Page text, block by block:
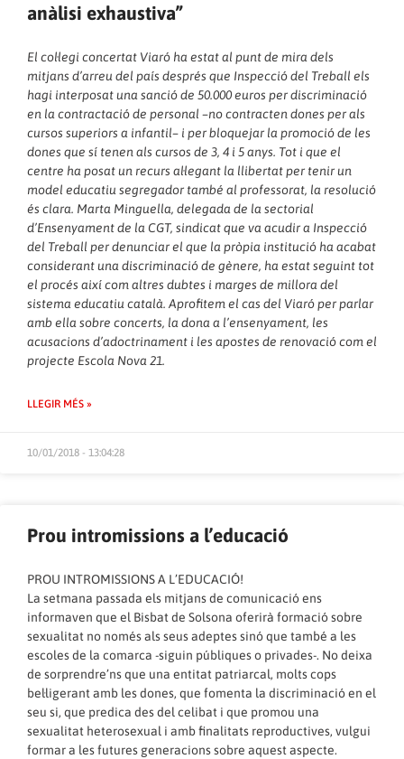
anàlisi exhaustiva”
El col·legi concertat Viaró ha estat al punt de mira dels
mitjans d’arreu del país després que Inspecció del Treball els
hagi interposat una sanció de 50.000 euros per discriminació
en la contractació de personal –no contracten dones per als
cursos superiors a infantil– i per bloquejar la promoció de les
dones que sí tenen als cursos de 3, 4 i 5 anys. Tot i que el
centre ha posat un recurs al·legant la llibertat per tenir un
model educatiu segregador també al professorat, la resolució
és clara. Marta Minguella, delegada de la sectorial
d’Ensenyament de la CGT, sindicat que va acudir a Inspecció
del Treball per denunciar el que la pròpia institució ha acabat
considerant una discriminació de gènere, ha estat seguint tot
el procés així com altres dubtes i marges de millora del
sistema educatiu català. Aprofitem el cas del Viaró per parlar
amb ella sobre concerts, la dona a l’ensenyament, les
acusacions d’adoctrinament i les apostes de renovació com el
projecte Escola Nova 21.
LLEGIR MÉS »
10/01/2018 - 13:04:28
Prou intromissions a l’educació
PROU INTROMISSIONS A L’EDUCACIÓ!
La setmana passada els mitjans de comunicació ens
informaven que el Bisbat de Solsona oferirà formació sobre
sexualitat no només als seus adeptes sinó que també a les
escoles de la comarca -siguin públiques o privades-. No deixa
de sorprendre’ns que una entitat patriarcal, molts cops
bel·ligerant amb les dones, que fomenta la discriminació en el
seu si, que predica des del celibat i que promou una
sexualitat heterosexual i amb finalitats reproductives, vulgui
formar a les futures generacions sobre aquest aspecte.